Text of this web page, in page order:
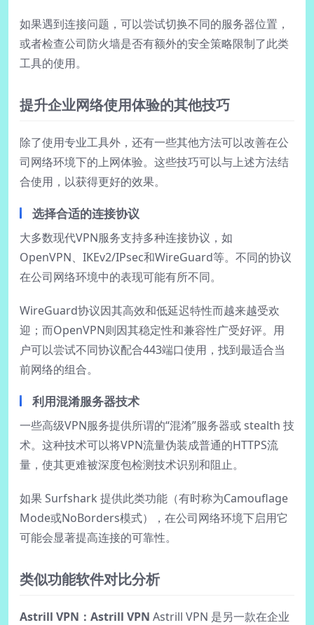
如果遇到连接问题，可以尝试切换不同的服务器位置，
或者检查公司防火墙是否有额外的安全策略限制了此类
工具的使用。
提升企业网络使用体验的其他技巧
除了使用专业工具外，还有一些其他方法可以改善在公
司网络环境下的上网体验。这些技巧可以与上述方法结
合使用，以获得更好的效果。
选择合适的连接协议
大多数现代VPN服务支持多种连接协议，如
OpenVPN、IKEv2/IPsec和WireGuard等。不同的协议
在公司网络环境中的表现可能有所不同。
WireGuard协议因其高效和低延迟特性而越来越受欢
迎；而OpenVPN则因其稳定性和兼容性广受好评。用
户可以尝试不同协议配合443端口使用，找到最适合当
前网络的组合。
利用混淆服务器技术
一些高级VPN服务提供所谓的“混淆”服务器或 stealth 技
术。这种技术可以将VPN流量伪装成普通的HTTPS流
量，使其更难被深度包检测技术识别和阻止。
如果 Surfshark 提供此类功能（有时称为Camouflage
Mode或NoBorders模式），在公司网络环境下启用它
可能会显著提高连接的可靠性。
类似功能软件对比分析
Astrill VPN：Astrill VPN Astrill VPN 是另一款在企业